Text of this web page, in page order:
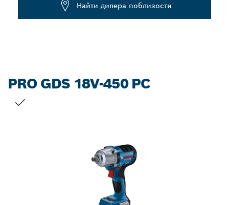
Найти дилера поблизости
PRO GDS 18V-450 PC